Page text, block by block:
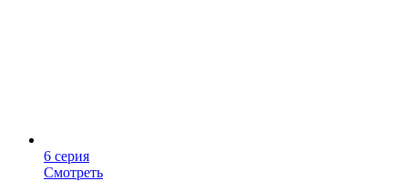
6 серия
Смотреть